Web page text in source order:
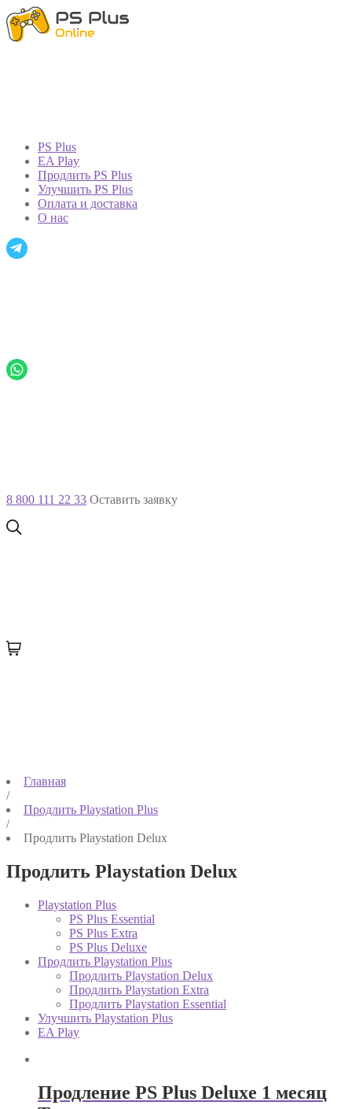
PS Plus
EA Play
Продлить PS Plus
Улучшить PS Plus
Оплата и доставка
О нас
8 800 111 22 33 Оставить заявку
Главная
/
Продлить Playstation Plus
/
Продлить Playstation Delux
Продлить Playstation Delux
Playstation Plus
PS Plus Essential
PS Plus Extra
PS Plus Deluxe
Продлить Playstation Plus
Продлить Playstation Delux
Продлить Playstation Extra
Продлить Playstation Essential
Улучшить Playstation Plus
EA Play
Продление PS Plus Deluxe 1 месяц